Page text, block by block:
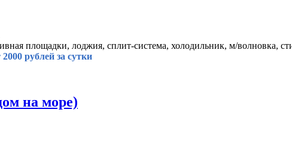
площадки, лоджия, сплит-система, холодильник, м/волновка,
рублей за сутки
на море)